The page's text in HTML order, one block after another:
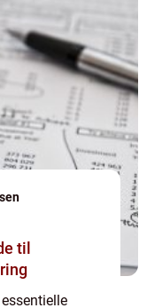
til